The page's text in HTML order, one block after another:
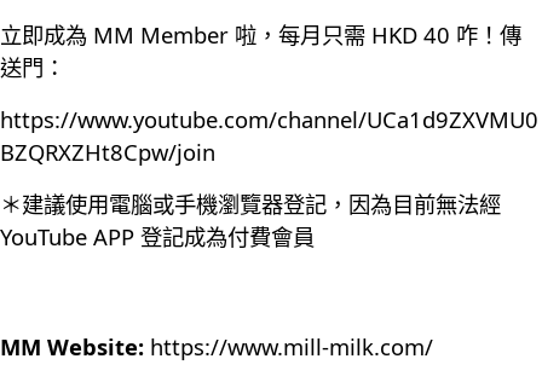
立即成為 MM Member 啦，每月只需 HKD 40 咋！傳
送門：
https://www.youtube.com/channel/UCa1d9ZXVMU0
BZQRXZHt8Cpw/join
＊建議使用電腦或手機瀏覽器登記，因為目前無法經
YouTube APP 登記成為付費會員
MM Website: https://www.mill-milk.com/